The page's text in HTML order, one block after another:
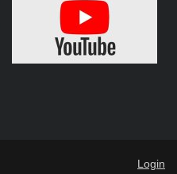
Login